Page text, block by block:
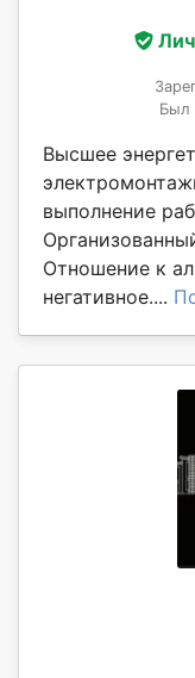
Был
Высшее
выполнение
Отношение к
негативное....